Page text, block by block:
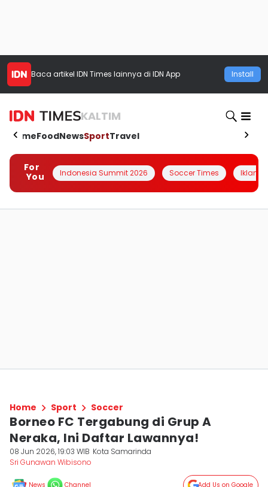
Baca artikel IDN Times lainnya di IDN App Install
KALTIM
HomeFoodNewsSportTravel
For
You
Indonesia Summit 2026 Soccer Times Iklanin
Home Sport Soccer
Borneo FC Tergabung di Grup A
Neraka, Ini Daftar Lawannya!
08 Jun 2026, 19:03 WIB Kota Samarinda
Sri Gunawan Wibisono
News Channel Add Us on Google